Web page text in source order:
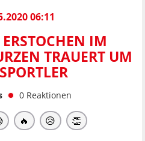
06:11
IM
TRAUERT UM
0 Reaktionen
🔥 😥 👏